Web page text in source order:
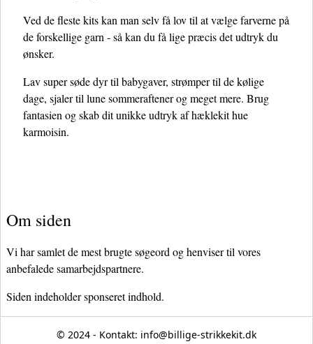
Ved de fleste kits kan man selv få lov til at vælge farverne på
de forskellige garn - så kan du få lige præcis det udtryk du
ønsker.
Lav super søde dyr til babygaver, strømper til de kølige
dage, sjaler til lune sommeraftener og meget mere. Brug
fantasien og skab dit unikke udtryk af hæklekit hue
karmoisin.
Om siden
Vi har samlet de mest brugte søgeord og henviser til vores
anbefalede samarbejdspartnere.
Siden indeholder sponseret indhold.
© 2024 - Kontakt: info@billige-strikkekit.dk